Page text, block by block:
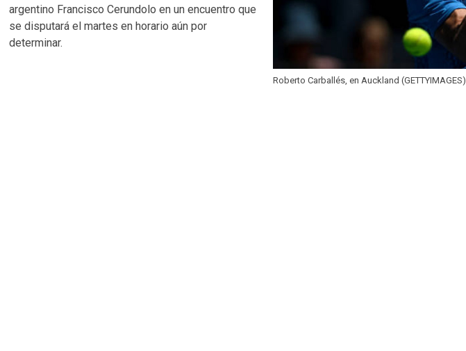
Roberto Carballés, en Auckland (GETTYIMAGES)
argentino Francisco Cerundolo en un encuentro que
se disputará el martes en horario aún por
determinar.